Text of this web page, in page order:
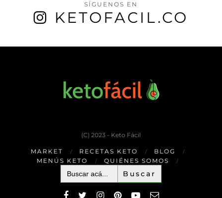
SÍGUENOS EN
KETOFACIL.CO
(C) 2023 - Keto Fácil
MARKET RECETAS KETO
BLOG
MENÚS KETO
QUIÉNES SOMOS
Buscar: